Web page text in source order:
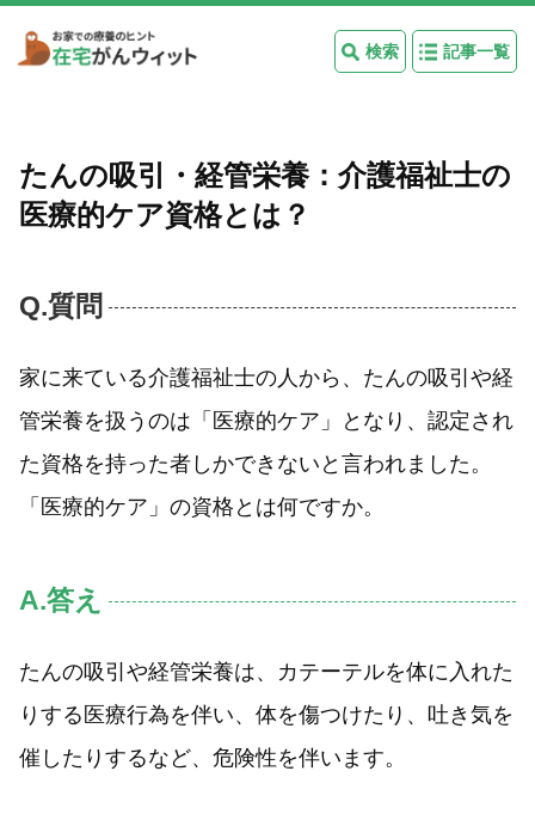
検索 記事一覧
たんの吸引・経管栄養：介護福祉士の
医療的ケア資格とは？
Q.質問
家に来ている介護福祉士の人から、たんの吸引や経
管栄養を扱うのは「医療的ケア」となり、認定され
た資格を持った者しかできないと言われました。
「医療的ケア」の資格とは何ですか。
A.答え
たんの吸引や経管栄養は、カテーテルを体に入れた
りする医療行為を伴い、体を傷つけたり、吐き気を
催したりするなど、危険性を伴います。